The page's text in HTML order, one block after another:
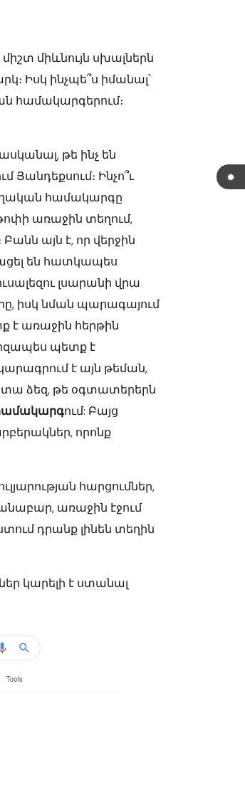
միևնույն սխալներն
Իսկ ինչպե՞ս իմանալ՝
համակարգերում։
թե ինչ են
Յանդեքսում։ Ինչո՞ւ
համակարգը
առաջին տեղում,
Բանն այն է, որ վերջին
են հատկապես
լսարանի վրա
իսկ նման պարագայում
է առաջին հերթին
պետք է
է այն թեման,
կտա ձեզ, թե օգտատերերն
ում: Բայց
որոնք
հարցումներ,
առաջին էջում
դրանք լինեն տեղին
կարելի է ստանալ